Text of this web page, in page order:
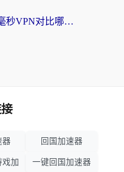
斧牛VPN好用吗？和六毫秒VPN对比哪个回国效果更好？海外党亲测实用指南
器 回国加速器
加
一键回国加速器